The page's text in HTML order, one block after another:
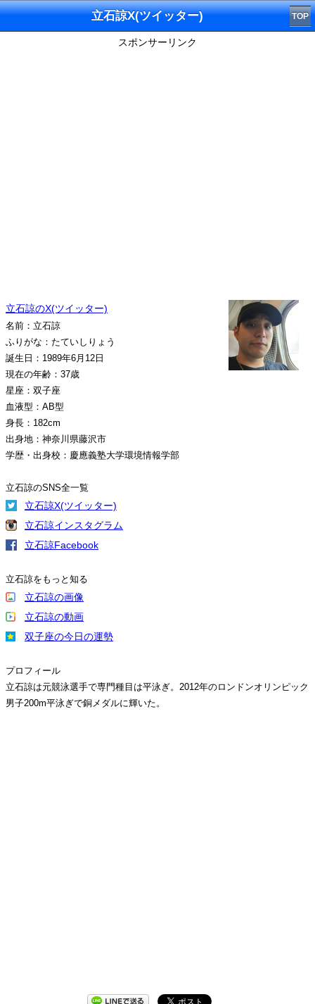
立石諒X(ツイッター) TOP
スポンサーリンク
立石諒のX(ツイッター)
名前：立石諒
ふりがな：たていしりょう
誕生日：1989年6月12日
現在の年齢：37歳
星座：双子座
血液型：AB型
身長：182cm
出身地：神奈川県藤沢市
学歴・出身校：慶應義塾大学環境情報学部
立石諒のSNS全一覧
立石諒X(ツイッター)
立石諒インスタグラム
立石諒Facebook
立石諒をもっと知る
立石諒の画像
立石諒の動画
双子座の今日の運勢
プロフィール
立石諒は元競泳選手で専門種目は平泳ぎ。2012年のロンドンオリンピック
男子200m平泳ぎで銅メダルに輝いた。